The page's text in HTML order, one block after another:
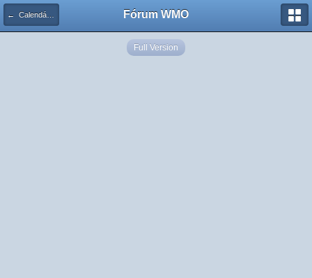
← Calendário de Eventos Fórum WMO
Full Version